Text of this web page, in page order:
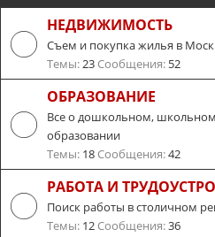
НЕДВИЖИМОСТЬ
Съем и покупка жилья в
Темы:23 Сообщения: 52
ОБРАЗОВАНИЕ
Все о дошкольном,
образовании
Темы: 18 Сообщения:42
РАБОТА И
Поиск работы в столичном
Темы: 12 Сообщения:36